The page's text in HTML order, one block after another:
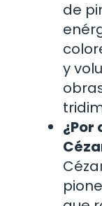
de
y
¿Por